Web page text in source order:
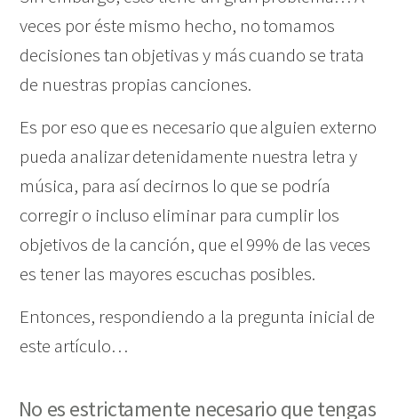
veces por éste mismo hecho, no tomamos
decisiones tan objetivas y más cuando se trata
de nuestras propias canciones.
Es por eso que es necesario que alguien externo
pueda analizar detenidamente nuestra letra y
música, para así decirnos lo que se podría
corregir o incluso eliminar para cumplir los
objetivos de la canción, que el 99% de las veces
es tener las mayores escuchas posibles.
Entonces, respondiendo a la pregunta inicial de
este artículo…
No es estrictamente necesario que tengas